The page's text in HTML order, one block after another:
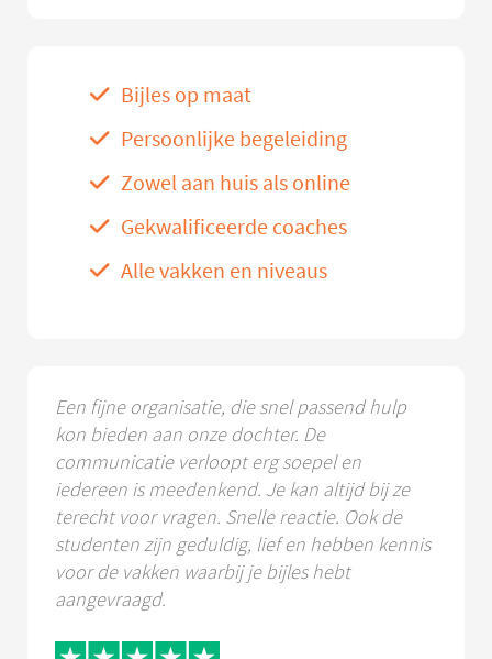
Bijles op maat
Persoonlijke begeleiding
Zowel aan huis als online
Gekwalificeerde coaches
Alle vakken en niveaus
Een fijne organisatie, die snel passend hulp
kon bieden aan onze dochter. De
communicatie verloopt erg soepel en
iedereen is meedenkend. Je kan altijd bij ze
terecht voor vragen. Snelle reactie. Ook de
studenten zijn geduldig, lief en hebben kennis
voor de vakken waarbij je bijles hebt
aangevraagd.